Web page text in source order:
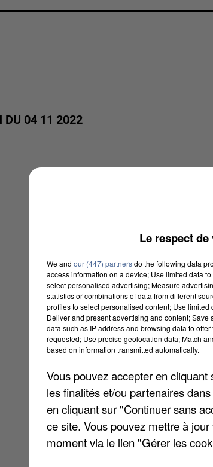
DU 04 11 2022
Le respect
We and our (447) partnersdo the following data
access information on a device; Use limited data
select personalised advertising; Measure
statistics or combinations of data from different
profiles to select personalised content; Use
Deliver and present advertising and content;
data such as IP address and browsing data to
requested; Use precise geolocation data; Match
based on information transmitted automatically.
Vous pouvez accepter en
les finalités et/ou partenaires
en cliquant sur "Continuer sans
ce site. Vous pouvez mettre à
moment via le lien "Gérer les